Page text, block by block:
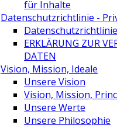
für Inhalte
Datenschutzrichtlinie -
Datenschutzrichtlinie
ERKLÄRUNG ZUR
DATEN
Vision, Mission, Ideale
Unsere Vision
Vision, Mission,
Unsere Werte
Unsere Philosophie